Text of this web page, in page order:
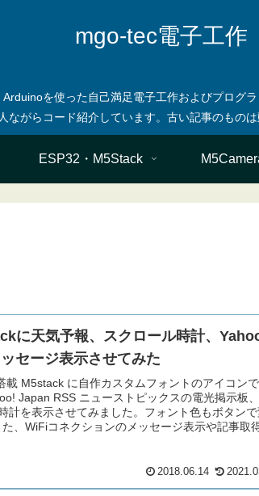
mgo-tec電子工作
を使った自己満足電子工作およびプログ
ESP32・M5Stack
に天気予報、スクロール時計、
セージ表示させてみた
載 M5stack に自作カスタムフォントのアイコン
Japan RSS ニューストピックスの電光掲示板
計を表示させてみました。フォント色もボタン
た、WiFiコネクションのメッセージ表示や記事取
2018.06.14